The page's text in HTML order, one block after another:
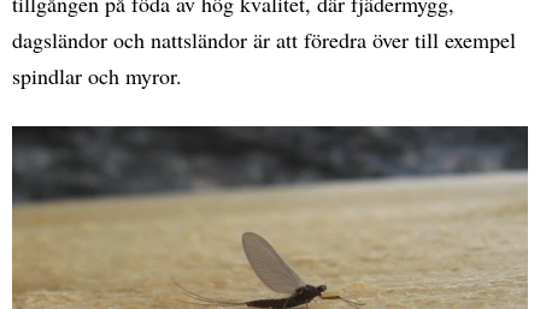
dagsländor och nattsländor är att föredra över till exempel
spindlar och myror.